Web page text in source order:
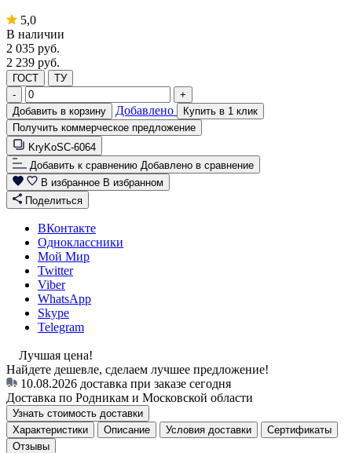
5,0
В наличии
2 035 руб.
2 239 руб.
ГОСТ
ТУ
-
+
Добавить в корзину
Добавлено
Купить в 1 клик
Получить коммерческое предложение
KryKoSC-6064
Добавить к сравнению Добавлено в сравнение
В избранное В избранном
Поделиться
ВКонтакте
Одноклассники
Мой Мир
Twitter
Viber
WhatsApp
Skype
Telegram
Лучшая цена!
Найдете дешевле, сделаем лучшее предложение!
10.08.2026 доставка при заказе сегодня
Доставка по Родникам и Московской области
Узнать стоимость доставки
Характеристики
Описание Условия доставки
Сертификаты
Отзывы